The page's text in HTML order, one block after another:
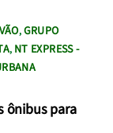
,GRUPO
, NT EXPRESS -
ônibus para